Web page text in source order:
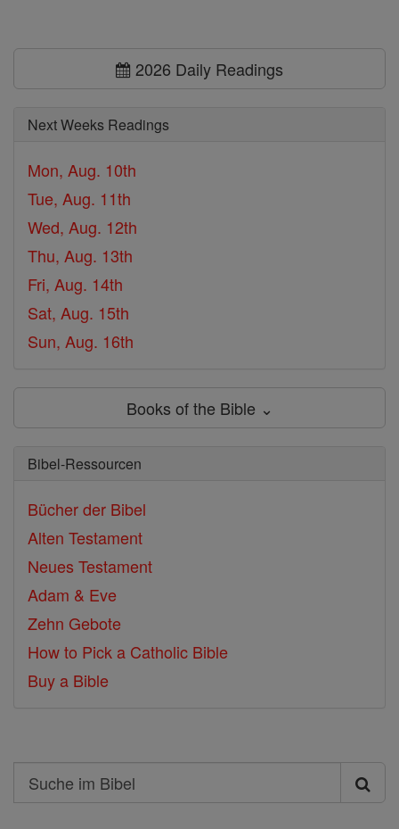
2026 Daily Readings
Next Weeks Readings
Mon, Aug. 10th
Tue, Aug. 11th
Wed, Aug. 12th
Thu, Aug. 13th
Fri, Aug. 14th
Sat, Aug. 15th
Sun, Aug. 16th
Books of the Bible ⌄
Bibel-Ressourcen
Bücher der Bibel
Alten Testament
Neues Testament
Adam & Eve
Zehn Gebote
How to Pick a Catholic Bible
Buy a Bible
Search
Suche